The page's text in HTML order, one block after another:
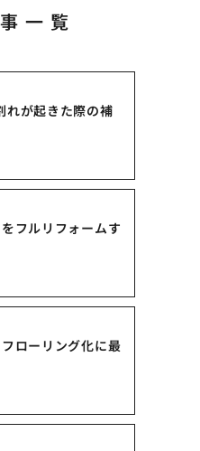
一覧
れが起きた際の補
フルリフォームす
ローリング化に最